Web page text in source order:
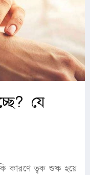
যে
কারণে ত্বক শুষ্ক হয়ে